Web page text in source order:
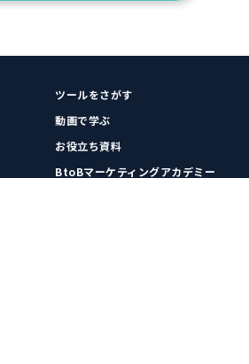
ツールをさがす
動画で学ぶ
お役立ち資料
BtoBマーケティングアカデミー